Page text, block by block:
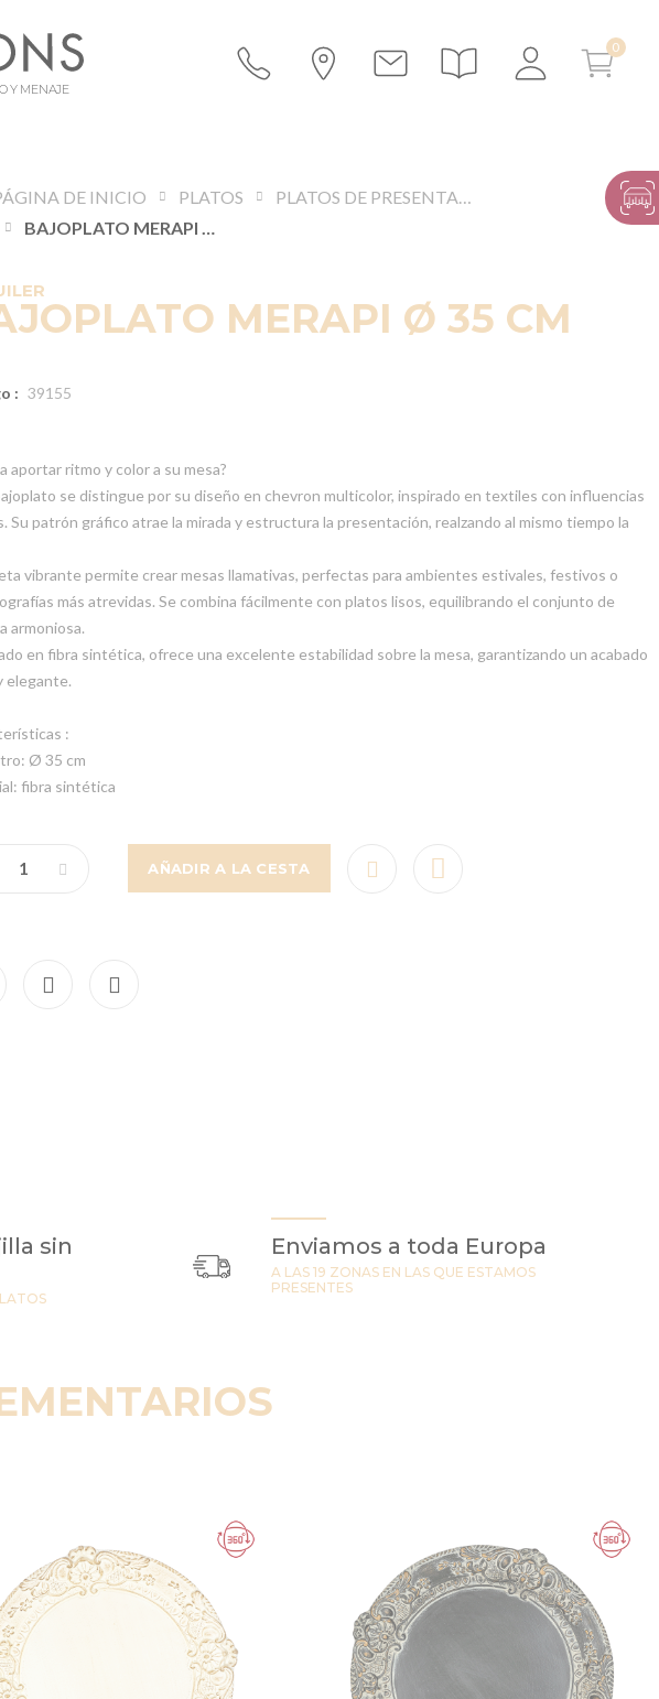
Y MENAJE
DE INICIO PLATOS
PLATOS DE PRESENTACIÓN Y BAJOS PLATOS
BAJOPLATO MERAPI Ø 35 CM
MERAPI Ø 35 CM
: 39155
aportar ritmo y color a su mesa?
se distingue por su diseño en chevron multicolor, inspirado en textiles con influencias
Su patrón gráfico atrae la mirada y estructura la presentación, realzando al mismo tiempo la
vibrante permite crear mesas llamativas, perfectas para ambientes estivales, festivos o
más atrevidas. Se combina fácilmente con platos lisos, equilibrando el conjunto de
armoniosa.
en fibra sintética, ofrece una excelente estabilidad sobre la mesa, garantizando un acabado
elegante.
:
Ø 35 cm
fibra sintética
AÑADIR A LA CESTA
sin
Enviamos a toda Europa
A LAS 19 ZONAS EN LAS QUE ESTAMOS
PRESENTES